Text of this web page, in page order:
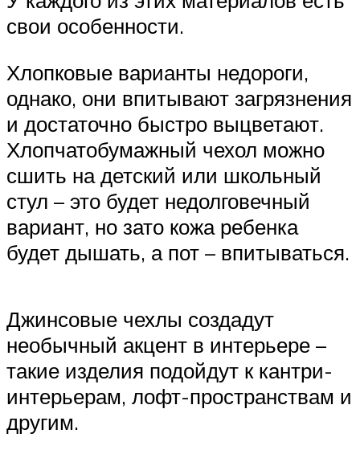
свои особенности.
Хлопковые варианты недороги,
однако, они впитывают загрязнения
и достаточно быстро выцветают.
Хлопчатобумажный чехол можно
сшить на детский или школьный
стул – это будет недолговечный
вариант, но зато кожа ребенка
будет дышать, а пот – впитываться.
Джинсовые чехлы создадут
необычный акцент в интерьере –
такие изделия подойдут к кантри-
интерьерам, лофт-пространствам и
другим.